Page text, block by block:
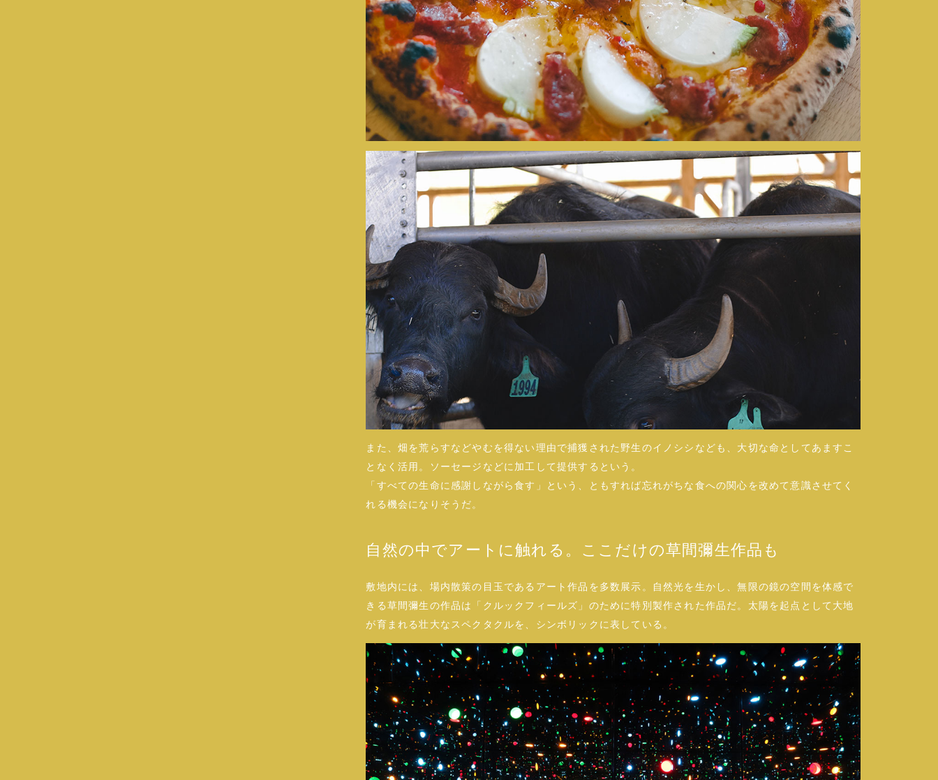
また、畑を荒らすなどやむを得ない理由で捕獲された野生のイノシシなども、大切な命としてあますこ
となく活用。ソーセージなどに加工して提供するという。
「すべての生命に感謝しながら食す」という、ともすれば忘れがちな食への関心を改めて意識させてく
れる機会になりそうだ。
自然の中でアートに触れる。ここだけの草間彌生作品も
敷地内には、場内散策の目玉であるアート作品を多数展示。自然光を生かし、無限の鏡の空間を体感で
きる草間彌生の作品は「クルックフィールズ」のために特別製作された作品だ。太陽を起点として大地
が育まれる壮大なスペクタクルを、シンボリックに表している。